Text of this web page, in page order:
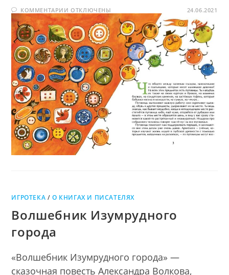
КОММЕНТАРИИ К
ЗАПИСИ
ПАРАД
ПУГОВИЦ
ОТКЛЮЧЕНЫ 24.06.2021
ИГРОТЕКА /О КНИГАХ И ПИСАТЕЛЯХ
Волшебник Изумрудного
города
«Волшебник Изумрудного города» —
сказочная повесть Александра Волкова,